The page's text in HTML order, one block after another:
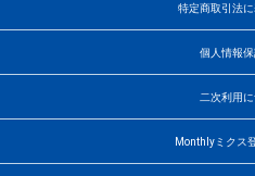
特定商取引法
個人情報
二次利用
Monthlyミクス